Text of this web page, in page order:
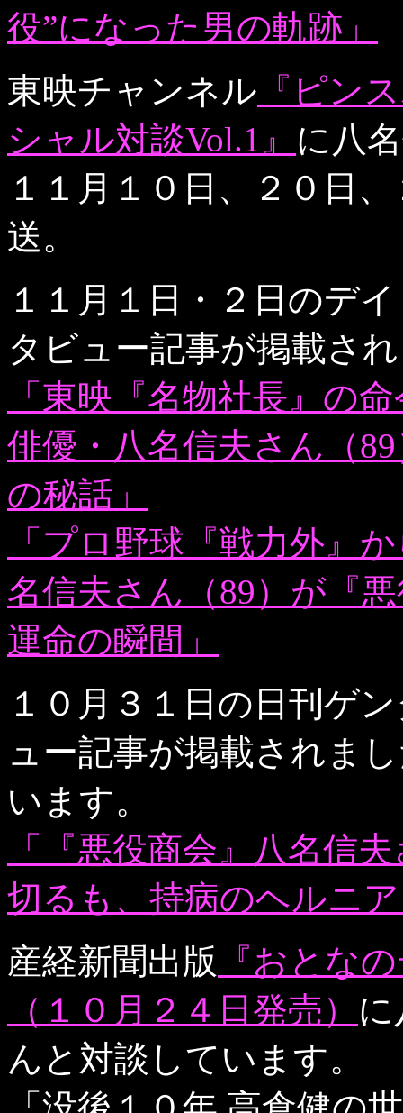
役”になった男の軌跡」
東映チャンネル 『ピン
シャル対談Vol.1』 に八
１１月１０日、２０日
送。
１１月１日・２日のデ
タビュー記事が掲載さ
「東映『名物社長』の
俳優・八名信夫さん（
の秘話」
「プロ野球『戦力外』
名信夫さん（89）が『
運命の瞬間」
１０月３１日の日刊ゲ
ュー記事が掲載されま
います。
「『悪役商会』八名信
切るも、持病のヘルニ
産経新聞出版 『おとな
（１０月２４日発売）
んと対談しています。